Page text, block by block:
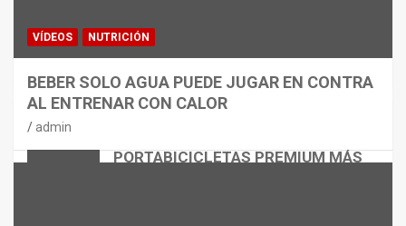
PORTABICICLETAS PREMIUM MÁS
VÍDEOS NUTRICIÓN
BEBER SOLO AGUA PUEDE JUGAR EN CONTRA
AL ENTRENAR CON CALOR
admin